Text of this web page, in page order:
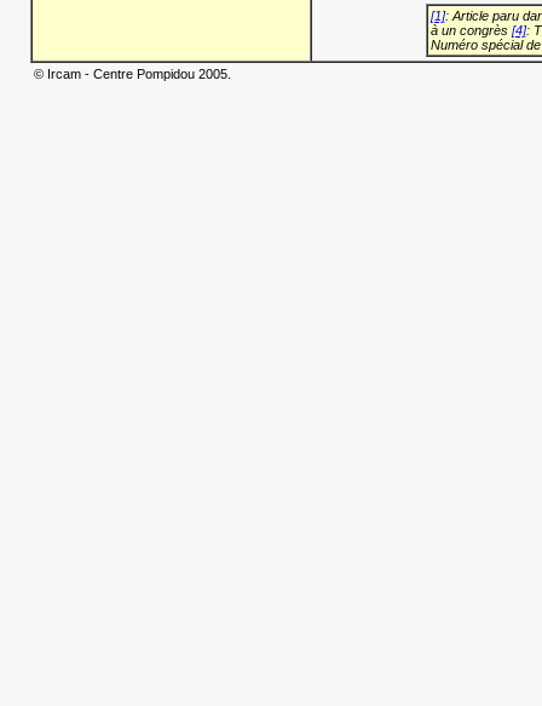
[1]: Article paru
à un congrès [4]:
Numéro spécial
© Ircam - Centre Pompidou 2005.